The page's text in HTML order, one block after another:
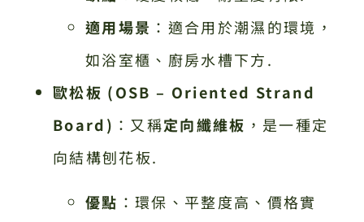
適用場景 ：適合用於潮濕的環境，
如浴室櫃、廚房水槽下方.
歐松板 (OSB – Oriented Strand
Board) ：又稱定向纖維板 ，是一種定
向結構刨花板.
優點 ：環保、平整度高、價格實